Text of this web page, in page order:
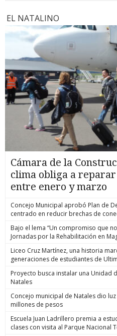
EL NATALINO
Cámara de la
clima obliga a
entre enero y marzo
Concejo Municipal aprobó Plan de
centrado en reducir brechas de
Bajo el lema “Un compromiso que
Jornadas por la Rehabilitación en
Liceo Cruz Martínez, una historia
generaciones de estudiantes de
Proyecto busca instalar una Unidad
Natales
Concejo municipal de Natales dio
millones de pesos
Escuela Juan Ladrillero premia a
clases con visita al Parque Nacional